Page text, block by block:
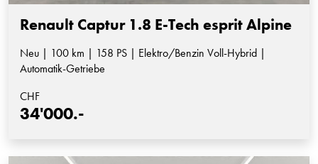
Renault Captur 1.8 E-Tech esprit Alpine
Neu | 100 km | 158 PS | Elektro/Benzin Voll-Hybrid |
Automatik-Getriebe
CHF
34'000.-